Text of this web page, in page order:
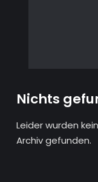
Nichts
Leider wurden
Archiv gefunden.